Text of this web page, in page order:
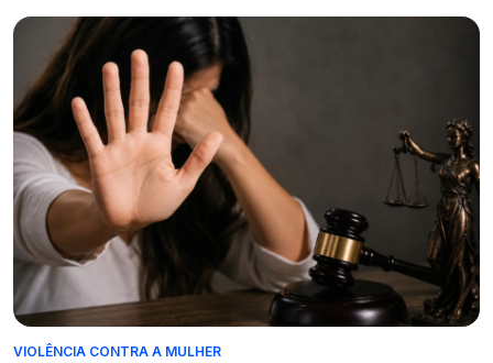
VIOLÊNCIA CONTRA A MULHER